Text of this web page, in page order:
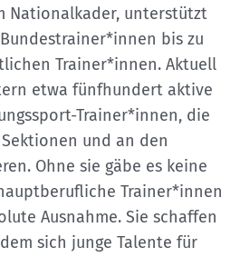
Nationalkader, unterstützt
bis zu
Trainer*innen. Aktuell
etwa fünfhundert aktive
Trainer*innen, die
und an den
Ohne sie gäbe es keine
Trainer*innen
Ausnahme. Sie schaffen
sich junge Talente für